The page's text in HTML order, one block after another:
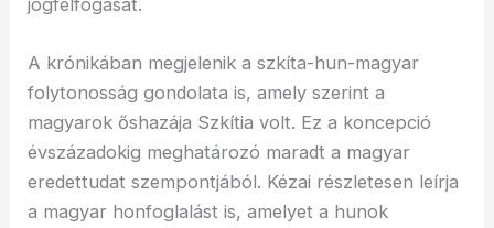
A krónikában megjelenik a szkíta-hun-magyar
folytonosság gondolata is, amely szerint a
magyarok őshazája Szkítia volt. Ez a koncepció
évszázadokig meghatározó maradt a magyar
eredettudat szempontjából. Kézai részletesen leírja
a magyar honfoglalást is, amelyet a hunok